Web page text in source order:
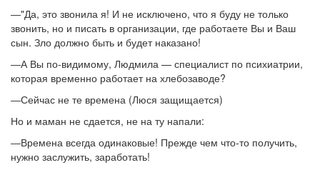
―"Да, это звонила я! И не исключено, что я буду не только
звонить, но и писать в организации, где работаете Вы и Ваш
сын. Зло должно быть и будет наказано!
―А Вы по-видимому, Людмила — специалист по психиатрии,
которая временно работает на хлебозаводе?
―Сейчас не те времена (Люся защищается)
Но и маман не сдается, не на ту напали:
―Времена всегда одинаковые! Прежде чем что-то получить,
нужно заслужить, заработать!